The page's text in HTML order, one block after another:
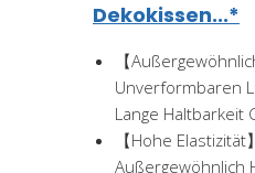
Dekokissen...*
【
Unverformbaren
Lange Haltbarkeit
【Hohe
Außergewöhnlich